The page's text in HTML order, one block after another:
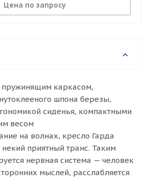
Цена по запросу
пружинящим каркасом,
шпона березы,
сиденья, компактными
весом
на волнах, кресло Гарда
приятный транс. Таким
нервная система — человек
мыслей, расслабляется